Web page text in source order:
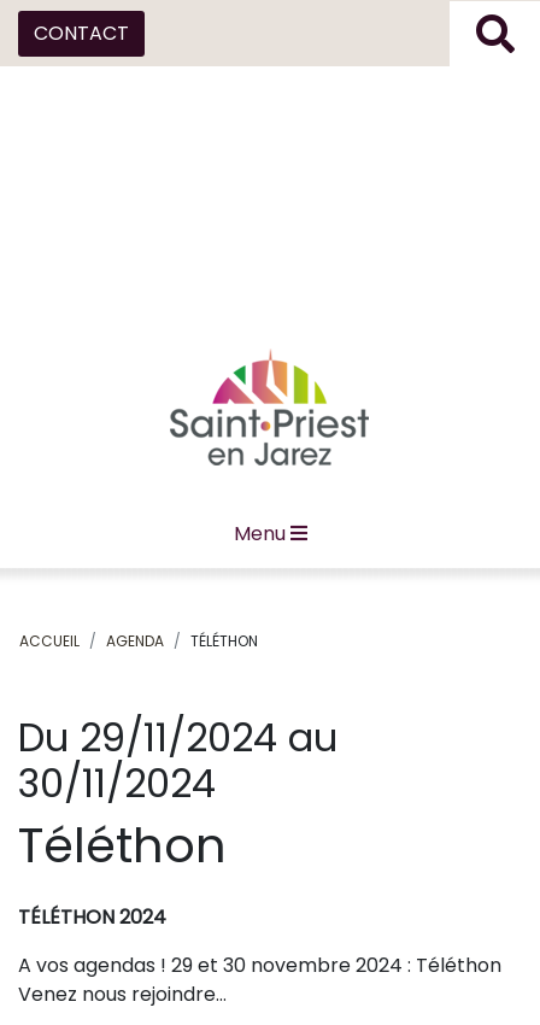
CONTACT
Menu
ACCUEIL AGENDA TÉLÉTHON
Du 29/11/2024 au
30/11/2024
Téléthon
TÉLÉTHON 2024
A vos agendas ! 29 et 30 novembre 2024 : Téléthon
Venez nous rejoindre…